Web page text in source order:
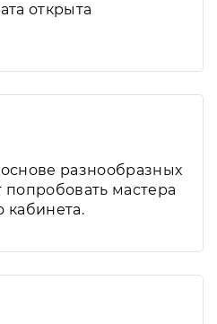
открыта
разнообразных
попробовать мастера
кабинета.